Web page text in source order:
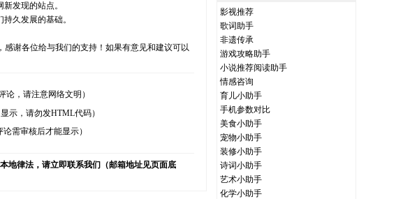
发现的站点。
久发展的基础。
感谢各位给与我们的支持！如果有意见和建议可以
论，请注意网络文明）
示，请勿发HTML代码）
论需审核后才能显示）
地律法，请立即联系我们（邮箱地址见页面底
影视推荐
歌词助手
非遗传承
游戏攻略助手
小说推荐阅读助手
情感咨询
育儿小助手
手机参数对比
美食小助手
宠物小助手
装修小助手
诗词小助手
艺术小助手
化学小助手